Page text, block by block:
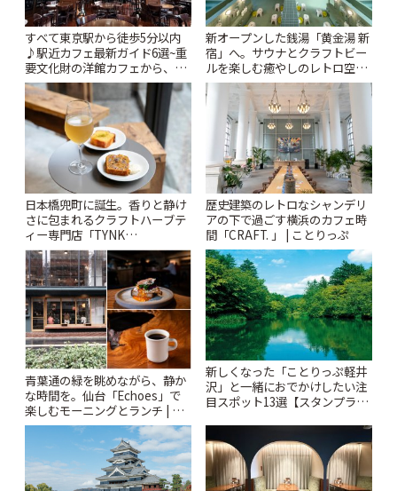
すべて東京駅から徒歩5分以内
♪駅近カフェ最新ガイド6選~重
要文化財の洋館カフェから、改
札すぐのレトロ喫茶まで~ | こと
りっぷ
新オープンした銭湯「黄金湯 新
宿」へ。サウナとクラフトビー
ルを楽しむ癒やしのレトロ空間
| ことりっぷ
日本橋兜町に誕生。香りと静け
さに包まれるクラフトハーブテ
ィー専門店「TYNK
Kabutocho」 | ことりっぷ
歴史建築のレトロなシャンデリ
アの下で過ごす横浜のカフェ時
間「CRAFT. 」 | ことりっぷ
青葉通の緑を眺めながら、静か
な時間を。仙台「Echoes」で
楽しむモーニングとランチ | こ
とりっぷ
新しくなった「ことりっぷ軽井
沢」と一緒におでかけしたい注
目スポット13選【スタンプラリ